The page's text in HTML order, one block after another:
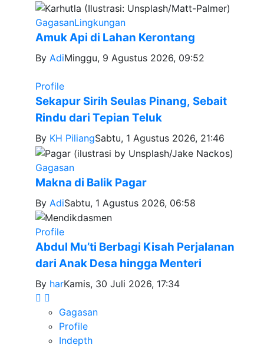
GagasanLingkungan
Amuk Api di Lahan Kerontang
By AdiMinggu, 9 Agustus 2026, 09:52
Profile
Sekapur Sirih Seulas Pinang, Sebait
Rindu dari Tepian Teluk
By KH PiliangSabtu, 1 Agustus 2026, 21:46
Gagasan
Makna di Balik Pagar
By AdiSabtu, 1 Agustus 2026, 06:58
Profile
Abdul Mu’ti Berbagi Kisah Perjalanan
dari Anak Desa hingga Menteri
By harKamis, 30 Juli 2026, 17:34
Gagasan
Profile
Indepth